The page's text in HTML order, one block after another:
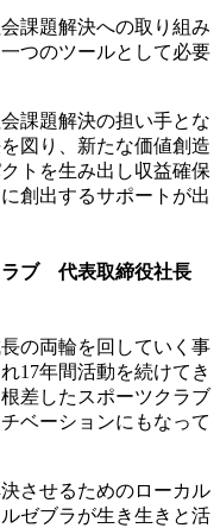
課題解決への取り組み
つのツールとして必要
課題解決の担い手とな
図り、新たな価値創造
トを生み出し収益確保
創出するサポートが出
ラブ 代表取締役社長
の両輪を回していく事
17年間活動を続けてき
差したスポーツクラブ
ベーションにもなって
させるためのローカル
ゼブラが生き生きと活